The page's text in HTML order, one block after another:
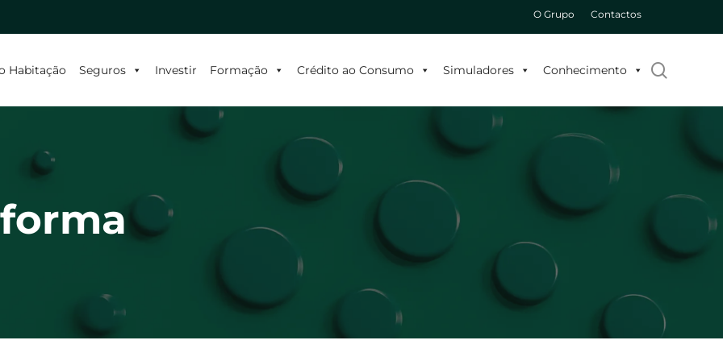
O Grupo Contactos
Habitação Seguros Investir Formação Crédito ao Consumo Simuladores Conhecimento